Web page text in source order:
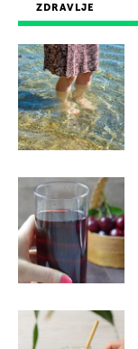
ZDRAVLJE